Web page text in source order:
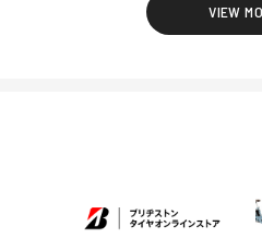
VIEW